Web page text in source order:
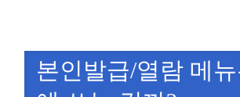
본인발급/열람 메뉴